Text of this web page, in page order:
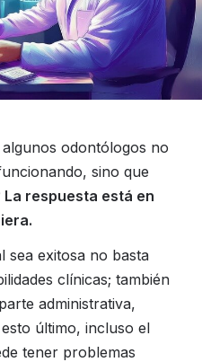
odontólogos no
sino que
La respuesta está en
sea exitosa no basta
clínicas; también
administrativa,
último, incluso el
tener problemas